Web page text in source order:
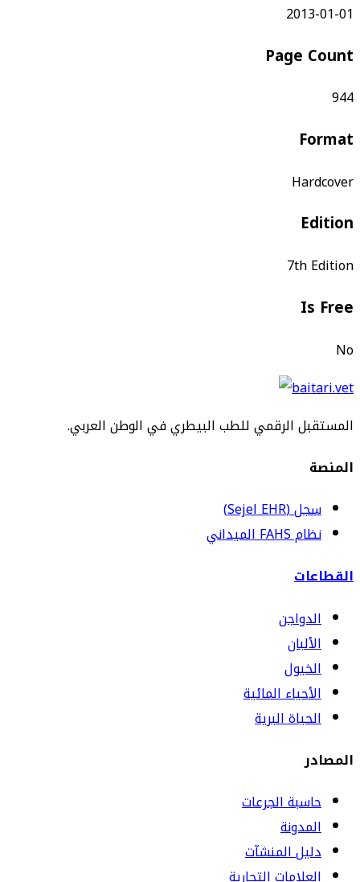
2013-01-01
Page Count
944
Format
Hardcover
Edition
7th Edition
Is Free
No
المستقبل الرقمي للطب البيطري في الوطن العربي.
المنصة
سجل (Sejel EHR)
نظام FAHS الميداني
القطاعات
الدواجن
الألبان
الخيول
الأحياء المائية
الحياة البرية
المصادر
حاسبة الجرعات
المدونة
دليل المنشآت
العلامات التجارية